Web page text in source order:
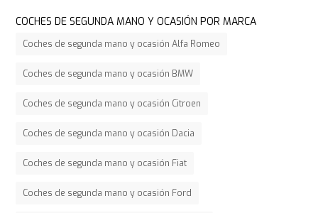
COCHES DE SEGUNDA MANO Y OCASIÓN POR MARCA
Coches de segunda mano y ocasión Alfa Romeo
Coches de segunda mano y ocasión BMW
Coches de segunda mano y ocasión Citroen
Coches de segunda mano y ocasión Dacia
Coches de segunda mano y ocasión Fiat
Coches de segunda mano y ocasión Ford